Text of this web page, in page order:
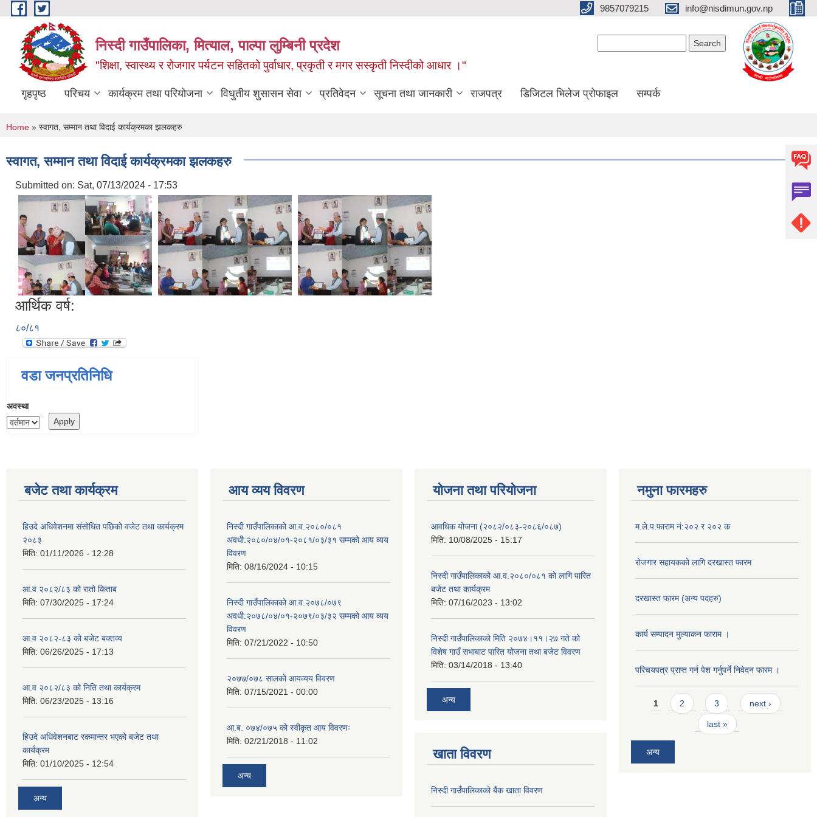
Skip to main content 9857079215 info@nisdimun.gov.np
निस्दी गाउँपालिका, मित्याल, पाल्पा लुम्बिनी प्रदेश
"शिक्षा, स्वास्थ्य र रोजगार पर्यटन सहितको पुर्वाधार, प्रकृती र मगर सस्कृती निस्दीको आधार ।"
गृहपृष्ठ परिचय कार्यक्रम तथा परियोजना विधुतीय शुसासन सेवा प्रतिवेदन सूचना तथा जानकारी राजपत्र डिजिटल भिलेज प्रोफाइल सम्पर्क
You are here
Home » स्वागत, सम्मान तथा विदाई कार्यक्रमका झलकहरु
स्वागत, सम्मान तथा विदाई कार्यक्रमका झलकहरु
Submitted on: Sat, 07/13/2024 - 17:53
आर्थिक वर्ष:
८०/८१
वडा जनप्रतिनिधि
अवस्था
बजेट तथा कार्यक्रम
हिउदे अधिवेशनमा संसोधित पछिको वजेट तथा कार्यक्रम
२०८३
मिति: 01/11/2026 - 12:28
आ.व २०८२/८३ को रातो किताब
मिति: 07/30/2025 - 17:24
आ.व २०८२-८३ को बजेट बक्तव्य
मिति: 06/26/2025 - 17:13
आ.व २०८२/८३ को निति तथा कार्यक्रम
मिति: 06/23/2025 - 13:16
हिउदे अधिवेशनबाट रकमान्तर भएको बजेट तथा
कार्यक्रम
मिति: 01/10/2025 - 12:54
अन्य
आय व्यय विवरण
निस्दी गाउँपालिकाको आ.व.२०८०/०८१
अवधी:२०८०/०४/०१-२०८१/०३/३१ सम्मको आय व्यय
विवरण
मिति: 08/16/2024 - 10:15
निस्दी गाउँपालिकाको आ.व.२०७८/०७९
अवधी:२०७८/०४/०१-२०७९/०३/३२ सम्मको आय व्यय
विवरण
मिति: 07/21/2022 - 10:50
२०७७/०७८ सालको आयव्यय विवरण
मिति: 07/15/2021 - 00:00
आ.ब. ०७४/०७५ को स्वीकृत आय विवरणः
मिति: 02/21/2018 - 11:02
अन्य
योजना तथा परियोजना
आवधिक योजना (२०८२/०८३-२०८६/०८७)
मिति: 10/08/2025 - 15:17
निस्दी गाउँपालिकाको आ.व.२०८०/०८१ को लागि पारित
बजेट तथा कार्यक्रम
मिति: 07/16/2023 - 13:02
निस्दी गाउँपालिकाको मिति २०७४।११।२७ गते को
विशेष गाउँ सभाबाट पारित योजना तथा बजेट विवरण
मिति: 03/14/2018 - 13:40
अन्य
खाता विवरण
निस्दी गाउँपालिकाको बैंक खाता विवरण
नमुना फारमहरु
म.ले.प.फाराम नं:२०२ र २०२ क
रोजगार सहायकको लागि दरखास्त फारम
दरखास्त फारम (अन्य पदहरु)
कार्य सम्पादन मुल्याक‌न फाराम ।
परिचयपत्र प्राप्त गर्न पेश गर्नुपर्ने निवेदन फारम ।
Pages
1 2 3 next ›
last »
अन्य